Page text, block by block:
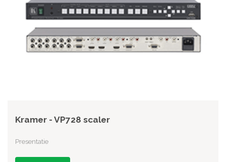
Kramer - VP728 scaler
Presentatie